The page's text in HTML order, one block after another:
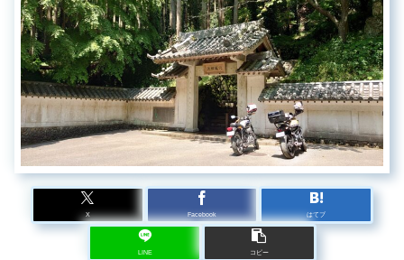
X Facebook はてブ
LINE コピー